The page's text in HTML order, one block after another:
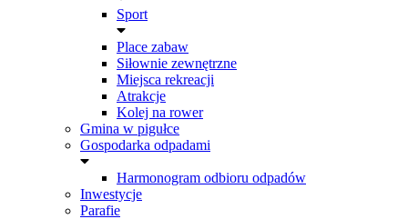
Sport
Place zabaw
Siłownie zewnętrzne
Miejsca rekreacji
Atrakcje
Kolej na rower
Gmina w pigułce
Gospodarka odpadami
Harmonogram odbioru odpadów
Inwestycje
Parafie